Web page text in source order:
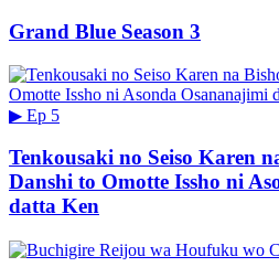
Grand Blue Season 3
▶ Ep 5
Tenkousaki no Seiso Karen
Danshi to Omotte Issho ni
datta Ken